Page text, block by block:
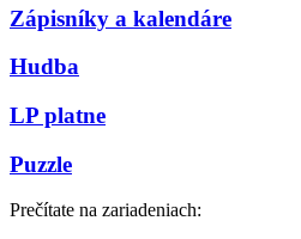
Zápisníky a kalendáre
Hudba
LP platne
Puzzle
Prečítate na zariadeniach: